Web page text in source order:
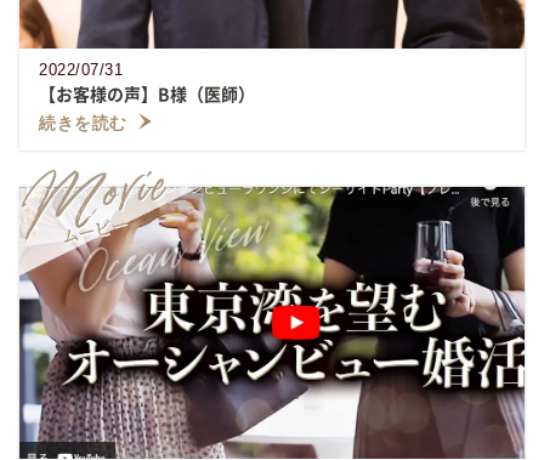
2022/07/31
【お客様の声】B様（医師）
続きを読む